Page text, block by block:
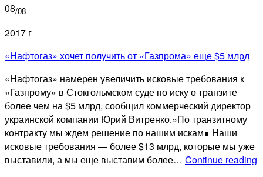
по
«Турецкому
потоку»
08/08
2017 г
«Нафтогаз» хочет получить от «Газпрома» еще $5 млрд
«Нафтогаз» намерен увеличить исковые требования к
«Газпрому» в Стокгольмском суде по иску о транзите
более чем на $5 млрд, сообщил коммерческий директор
украинской компании Юрий Витренко.»По транзитному
контракту мы ждем решение по нашим искам∎ Наши
исковые требования — более $13 млрд, которые мы уже
выставили, а мы еще выставим более… Continue reading